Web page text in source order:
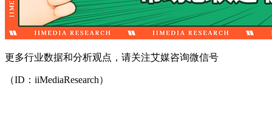
更多行业数据和分析观点，请关注艾媒咨询微信号
（ID：iiMediaResearch）